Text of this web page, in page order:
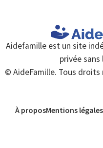
Aidefamille est un site
privée sans
© AideFamille. Tous droits
À proposMentions légales